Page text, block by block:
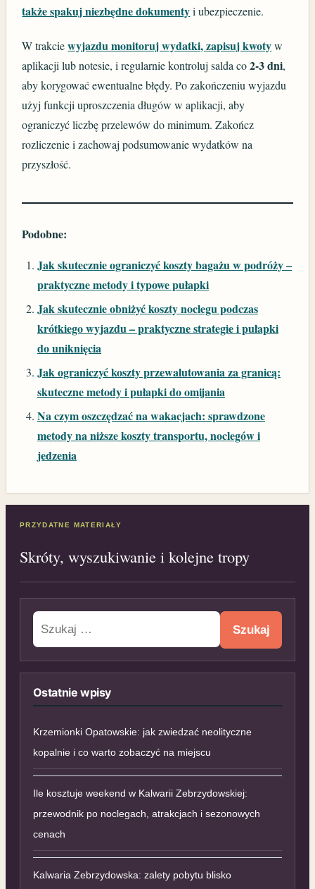
także spakuj niezbędne dokumentyi ubezpieczenie.
W trakciewyjazdu monitoruj wydatki, zapisuj kwotyw
aplikacji lub notesie, i regularnie kontroluj salda co2-3 dni,
aby korygować ewentualne błędy. Po zakończeniu wyjazdu
użyj funkcji uproszczenia długów w aplikacji, aby
ograniczyć liczbę przelewów do minimum. Zakończ
rozliczenie i zachowaj podsumowanie wydatków na
przyszłość.
Podobne:
Jak skutecznie ograniczyć koszty bagażu w podróży –
praktyczne metody i typowe pułapki
Jak skutecznie obniżyć koszty noclegu podczas
krótkiego wyjazdu – praktyczne strategie i pułapki
do uniknięcia
Jak ograniczyć koszty przewalutowania za granicą:
skuteczne metody i pułapki do omijania
Na czym oszczędzać na wakacjach: sprawdzone
metody na niższe koszty transportu, noclegów i
jedzenia
PRZYDATNE MATERIAŁY
Skróty, wyszukiwanie i kolejne tropy
Szukaj:
Ostatnie wpisy
Krzemionki Opatowskie: jak zwiedzać neolityczne
kopalnie i co warto zobaczyć na miejscu
Ile kosztuje weekend w Kalwarii Zebrzydowskiej:
przewodnik po noclegach, atrakcjach i sezonowych
cenach
Kalwaria Zebrzydowska: zalety pobytu blisko